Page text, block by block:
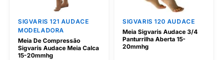
SIGVARIS 121 AUDACE
MODELADORA
Meia De Compressão
Sigvaris Audace Meia Calca
15-20mmhg
SIGVARIS 120 AUDACE
Meia Sigvaris Audace 3/4
Panturrilha Aberta 15-
20mmhg